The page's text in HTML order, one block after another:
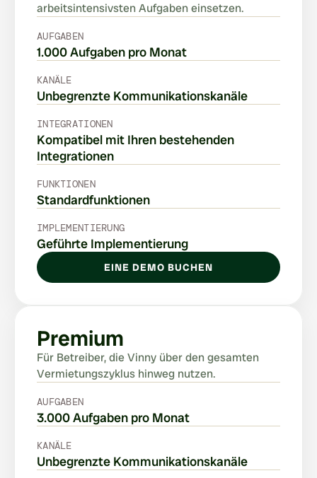
arbeitsintensivsten Aufgaben einsetzen.
AUFGABEN
1.000 Aufgaben pro Monat
KANÄLE
Unbegrenzte Kommunikationskanäle
INTEGRATIONEN
Kompatibel mit Ihren bestehenden
Integrationen
FUNKTIONEN
Standardfunktionen
IMPLEMENTIERUNG
Geführte Implementierung
EINE DEMO BUCHEN
Premium
Für Betreiber, die Vinny über den gesamten
Vermietungszyklus hinweg nutzen.
AUFGABEN
3.000 Aufgaben pro Monat
KANÄLE
Unbegrenzte Kommunikationskanäle